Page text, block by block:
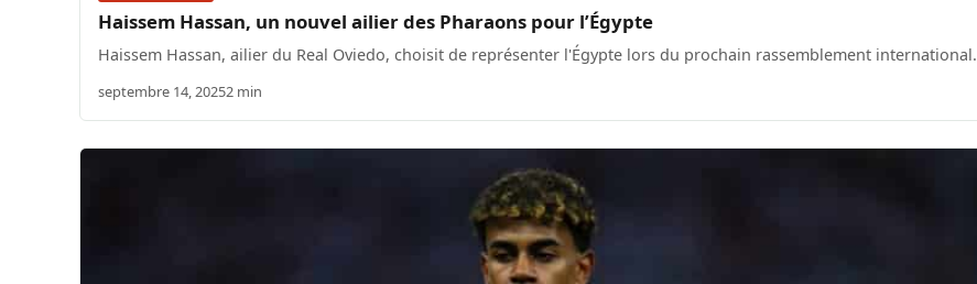
Haissem Hassan, un nouvel ailier des Pharaons pour l’Égypte
Haissem Hassan, ailier du Real Oviedo, choisit de représenter l'Égypte lors du prochain rassemblement international.
septembre 14, 20252 min